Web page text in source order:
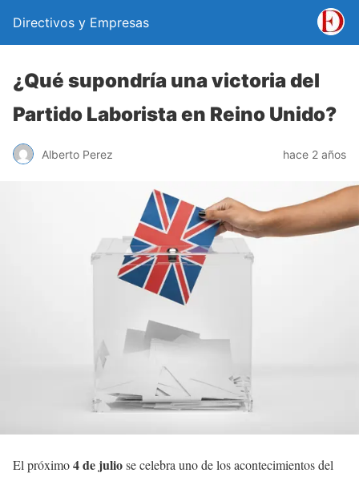
Directivos y Empresas
¿Qué supondría una victoria del
Partido Laborista en Reino Unido?
Alberto Perez hace 2 años
El próximo4 de juliose celebra uno de los acontecimientos del